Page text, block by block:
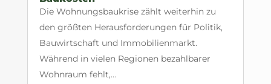
Die Wohnungsbaukrise zählt weiterhin zu
den größten Herausforderungen für Politik,
Bauwirtschaft und Immobilienmarkt.
Während in vielen Regionen bezahlbarer
Wohnraum fehlt,...